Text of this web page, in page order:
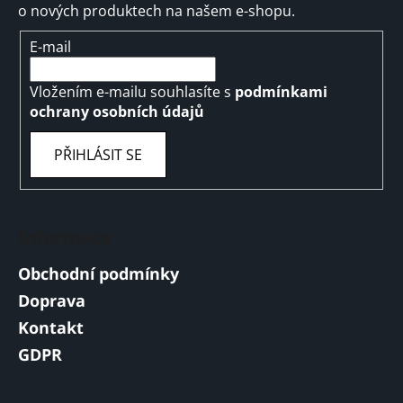
o nových produktech na našem e-shopu.
E-mail
Vložením e-mailu souhlasíte s podmínkami
ochrany osobních údajů
PŘIHLÁSIT SE
Obchodní podmínky
Doprava
Kontakt
GDPR